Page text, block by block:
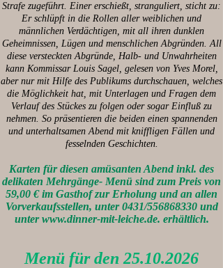
Strafe zugeführt. Einer erschießt, stranguliert, sticht zu:
Er schlüpft in die Rollen aller weiblichen und
männlichen Verdächtigen, mit all ihren dunklen
Geheimnissen, Lügen und menschlichen Abgründen. All
diese versteckten Abgründe, Halb- und Unwahrheiten
kann Kommissar Louis Sagel, gelesen von Yves Morel,
aber nur mit Hilfe des Publikums durchschauen, welches
die Möglichkeit hat, mit Unterlagen und Fragen dem
Verlauf des Stückes zu folgen oder sogar Einfluß zu
nehmen. So präsentieren die beiden einen spannenden
und unterhaltsamen Abend mit kniffligen Fällen und
fesselnden Geschichten.
Karten für diesen amüsanten Abend inkl. des
delikaten Mehrgänge- Menü sind zum Preis von
59,00 € im Gasthof zur Erholung und an allen
Vorverkaufsstellen, unter 0431/556868330 und
unter www.dinner-mit-leiche.de. erhältlich.
Menü für den 25.10.2026